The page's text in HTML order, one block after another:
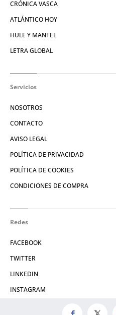
CRÓNICA VASCA
ATLÁNTICO HOY
HULE Y MANTEL
LETRA GLOBAL
Servicios
NOSOTROS
CONTACTO
AVISO LEGAL
POLÍTICA DE PRIVACIDAD
POLÍTICA DE COOKIES
CONDICIONES DE COMPRA
Redes
FACEBOOK
TWITTER
LINKEDIN
INSTAGRAM